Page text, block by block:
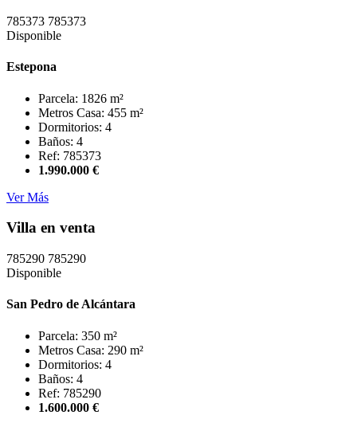
785373 785373
Disponible
Estepona
Parcela: 1826 m²
Metros Casa: 455 m²
Dormitorios: 4
Baños: 4
Ref: 785373
1.990.000 €
Ver Más
Villa en venta
785290 785290
Disponible
San Pedro de Alcántara
Parcela: 350 m²
Metros Casa: 290 m²
Dormitorios: 4
Baños: 4
Ref: 785290
1.600.000 €